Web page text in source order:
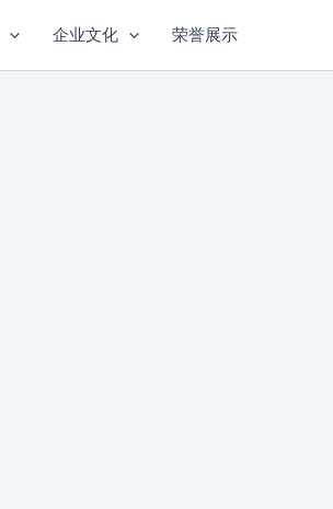
企业文化 荣誉展示